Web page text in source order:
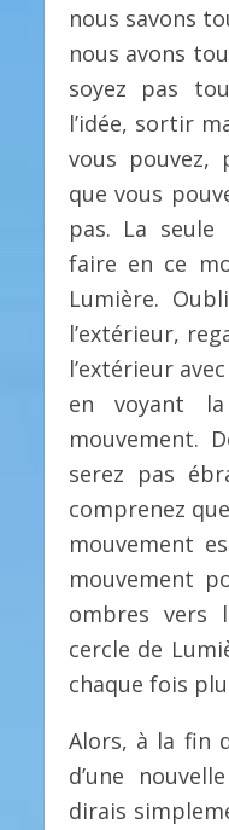
nous savons
nous avons
soyez pas
l’idée, sortir
vous pouvez,
que vous
pas. La seule
faire en ce
Lumière.
l’extérieur,
l’extérieur
en voyant
mouvement.
serez pas
comprenez
mouvement
mouvement
ombres vers
cercle de
chaque fois
Alors, à la fin
d’une
dirais